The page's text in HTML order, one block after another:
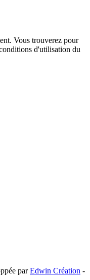
Vous trouverez pour
d'utilisation du
parEdwin Création -